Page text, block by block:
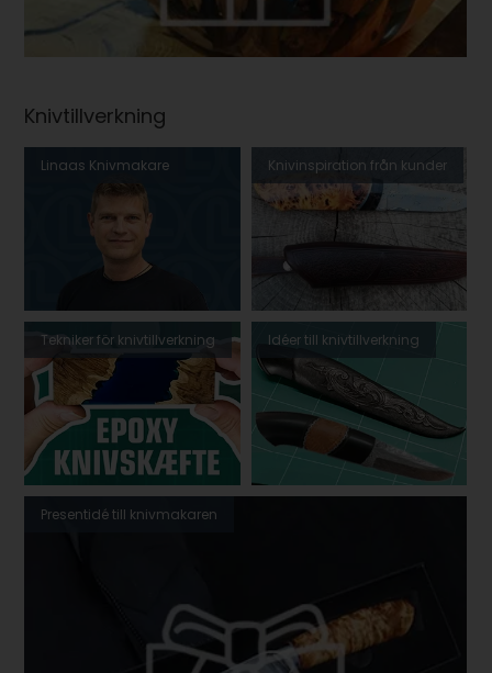
Knivtillverkning
Linaas Knivmakare Knivinspiration från kunder
Tekniker för knivtillverkning Idéer till knivtillverkning
Presentidé till knivmakaren